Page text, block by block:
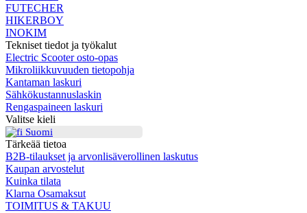
FUTECHER
HIKERBOY
INOKIM
Tekniset tiedot ja työkalut
Electric Scooter osto-opas
Mikroliikkuvuuden tietopohja
Kantaman laskuri
Sähkökustannuslaskin
Rengaspaineen laskuri
Valitse kieli
Suomi
Tärkeää tietoa
B2B-tilaukset ja arvonlisäverollinen laskutus
Kaupan arvostelut
Kuinka tilata
Klarna Osamaksut
TOIMITUS & TAKUU